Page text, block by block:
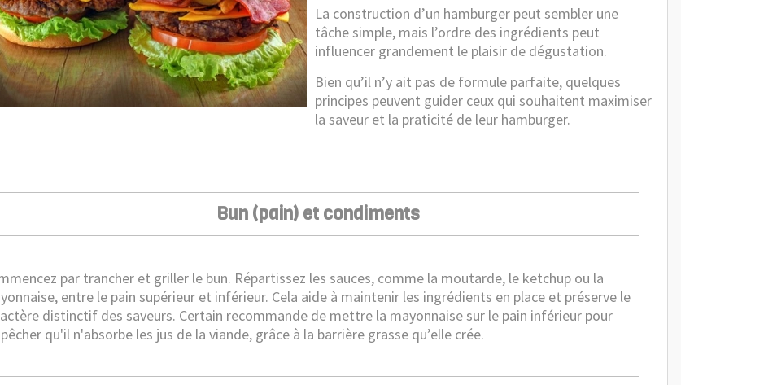
La construction d’un hamburger peut sembler une
tâche simple, mais l’ordre des ingrédients peut
influencer grandement le plaisir de dégustation.
Bien qu’il n’y ait pas de formule parfaite, quelques
principes peuvent guider ceux qui souhaitent maximiser
la saveur et la praticité de leur hamburger.
Bun (pain) et condiments
par trancher et griller le bun. Répartissez les sauces, comme la moutarde, le ketchup ou la
entre le pain supérieur et inférieur. Cela aide à maintenir les ingrédients en place et préserve le
distinctif des saveurs. Certain recommande de mettre la mayonnaise sur le pain inférieur pour
qu'il n'absorbe les jus de la viande, grâce à la barrière grasse qu’elle crée.